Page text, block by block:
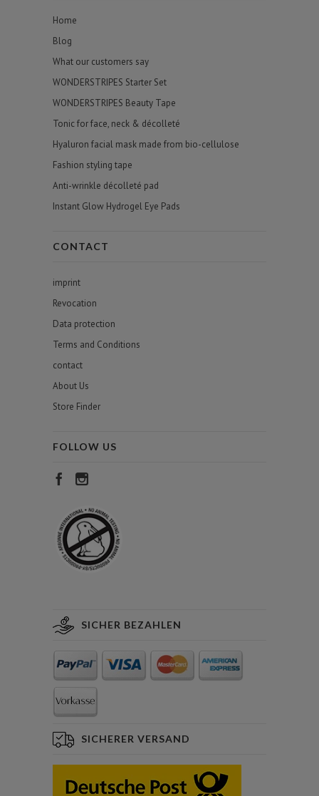
Home
Blog
What our customers say
WONDERSTRIPES Starter Set
WONDERSTRIPES Beauty Tape
Tonic for face, neck & décolleté
Hyaluron facial mask made from bio-cellulose
Fashion styling tape
Anti-wrinkle décolleté pad
Instant Glow Hydrogel Eye Pads
CONTACT
imprint
Revocation
Data protection
Terms and Conditions
contact
About Us
Store Finder
FOLLOW US
SICHER BEZAHLEN
SICHERER VERSAND